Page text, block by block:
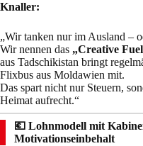
Knaller:
„Wir tanken nur im Ausland –
Wir nennen das „Creative
aus Tadschikistan bringt
Flixbus aus Moldawien mit.
Das spart nicht nur Steuern,
Heimat aufrecht.“
💶 Lohnmodell mit
Motivationseinbehalt